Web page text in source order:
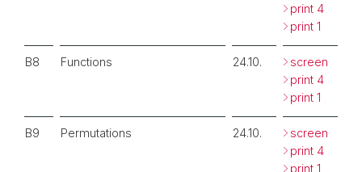
print 4
print 1
B8 Functions 24.10.
screen
print 4
print 1
B9 Permutations 24.10.
screen
print 4
print 1